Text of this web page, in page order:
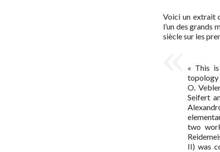
Voici un extrait
l’un des grands
siècle sur les
« This
topology
O.
Seifert
two
II) was